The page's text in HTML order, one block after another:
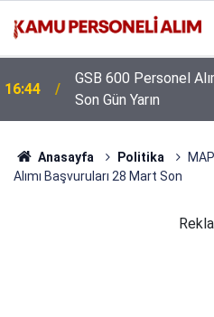
16:44
GSB 600 Personel
Son Gün Yarın
Anasayfa Politika
Alımı Başvuruları 28 Mart Son